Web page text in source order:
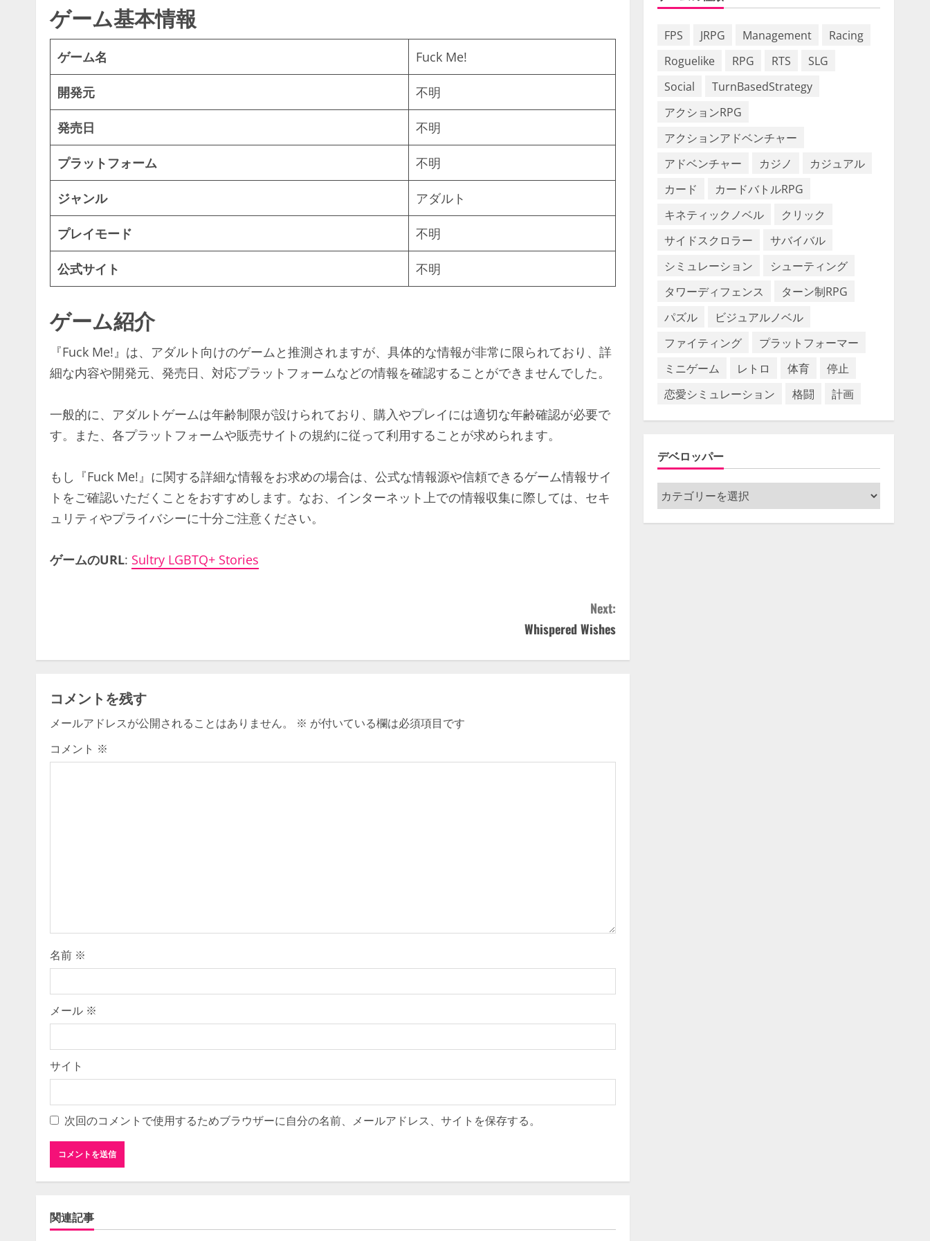
ゲーム基本情報
ゲーム名 Fuck Me!
開発元 不明
発売日 不明
プラットフォーム 不明
ジャンル アダルト
プレイモード 不明
公式サイト 不明
ゲーム紹介
『Fuck Me!』は、アダルト向けのゲームと推測されますが、具体的な情報が非常に限られており、詳
細な内容や開発元、発売日、対応プラットフォームなどの情報を確認することができませんでした。
一般的に、アダルトゲームは年齢制限が設けられており、購入やプレイには適切な年齢確認が必要で
す。また、各プラットフォームや販売サイトの規約に従って利用することが求められます。
もし『Fuck Me!』に関する詳細な情報をお求めの場合は、公式な情報源や信頼できるゲーム情報サイ
トをご確認いただくことをおすすめします。なお、インターネット上での情報収集に際しては、セキ
ュリティやプライバシーに十分ご注意ください。
ゲームのURL: Sultry LGBTQ+ Stories
n
t
i
n
d
i
n
g
Next:
Whispered Wishes
コメントを残す
メールアドレスが公開されることはありません。 ※ が付いている欄は必須項目です
コメント ※
名前 ※
メール ※
サイト
次回のコメントで使用するためブラウザーに自分の名前、メールアドレス、サイトを保存する。
関連記事
FPS JRPG Management
Racing
Roguelike
RPG RTS
SLG
Social
TurnBasedStrategy
アクションRPG
アクションアドベンチャー
アドベンチャー
カジノ
カジュアル
カード
カードバトルRPG
キネティックノベル
クリック
サイドスクロラー
サバイバル
シミュレーション
シューティング
タワーディフェンス
ターン制RPG
パズル
ビジュアルノベル
ファイティング
プラットフォーマー
ミニゲーム
レトロ 体育
停止
恋愛シミュレーション
格闘 計画
デベロッパー
デ
ベ